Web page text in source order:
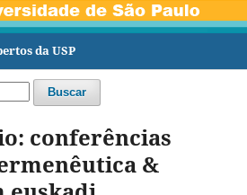
da USP
Buscar
conferências
&